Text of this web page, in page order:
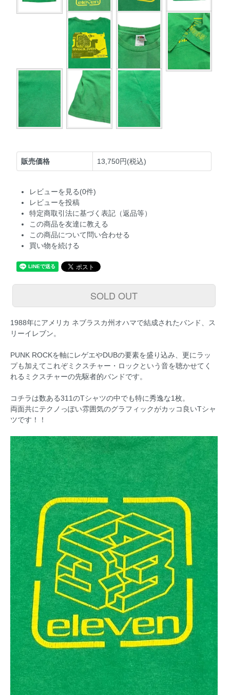
販売価格 13,750円(税込)
レビューを見る(0件)
レビューを投稿
特定商取引法に基づく表記（返品等）
この商品を友達に教える
この商品について問い合わせる
買い物を続ける
SOLD OUT
1988年にアメリカ ネブラスカ州オハマで結成されたバンド、ス
リーイレブン。
PUNK ROCKを軸にレゲエやDUBの要素を盛り込み、更にラッ
プも加えてこれぞミクスチャー・ロックという音を聴かせてく
れるミクスチャーの先駆者的バンドです。
コチラは数ある311のTシャツの中でも特に秀逸な1枚。
両面共にテクノっぽい雰囲気のグラフィックがカッコ良いTシャ
ツです！！